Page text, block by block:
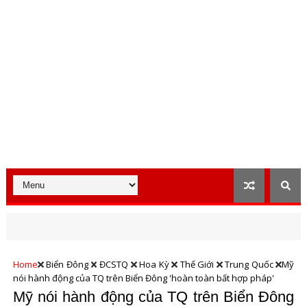
Home Biển Đông ĐCSTQ Hoa Kỳ Thế Giới Trung Quốc
Mỹ
nói hành động của TQ trên Biển Đông 'hoàn toàn bất hợp pháp'
Mỹ nói hành động của TQ trên Biển Đông